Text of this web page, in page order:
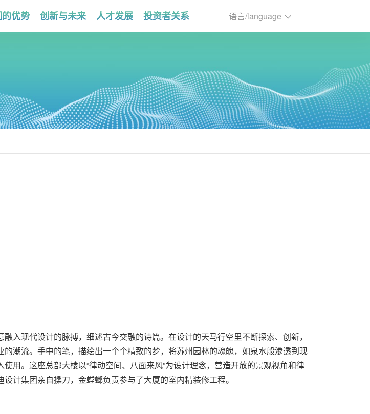
优势 创新与未来 人才发展 投资者关系 语言/language
入现代设计的脉搏，细述古今交融的诗篇。在设计的天马行空里不断探索、创新，
潮流。手中的笔，描绘出一个个精致的梦，将苏州园林的魂魄，如泉水般渗透到现
用。这座总部大楼以“律动空间、八面来风”为设计理念，营造开放的景观视角和律
计集团亲自操刀，金螳螂负责参与了大厦的室内精装修工程。